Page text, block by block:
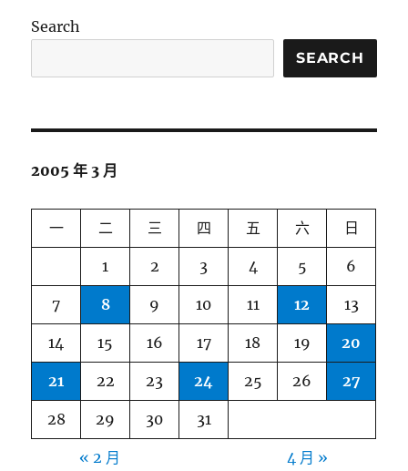
Search
SEARCH
2005 年 3 月
一 二 三 四 五 六 日
1 2 3 4 5 6
7 8 9 10 11 12 13
14 15 16 17 18 19 20
21 22 23 24 25 26 27
28 29 30 31
« 2 月 4 月 »